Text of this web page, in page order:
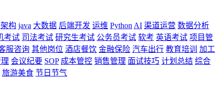
架构 java 大数据 后端开发 运维 Python AI 渠道运营 数据分析
考试 司法考试 研究生考试 公务员考试 软考 英语考试 项目管
服咨询 其他岗位 酒店餐饮 金融保险 汽车出行 教育培训
加工
会议纪要 SOP 成本管控 销售管理 面试技巧 计划总结 综合
旅游美食 节日节气